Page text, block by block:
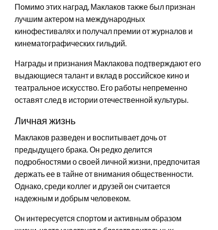
Помимо этих наград, Маклаков также был признан
лучшим актером на международных
кинофестивалях и получал премии от журналов и
кинематографических гильдий.
Награды и признания Маклакова подтверждают его
выдающиеся талант и вклад в российское кино и
театральное искусство. Его работы непременно
оставят след в истории отечественной культуры.
Личная жизнь
Маклаков разведен и воспитывает дочь от
предыдущего брака. Он редко делится
подробностями о своей личной жизни, предпочитая
держать ее в тайне от внимания общественности.
Однако, среди коллег и друзей он считается
надежным и добрым человеком.
Он интересуется спортом и активным образом